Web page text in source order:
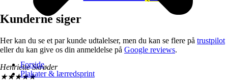
Forside
Plakater & lærredsprint
Kunderne siger
Her kan du se et par kunde udtalelser, men du kan se flere på trustpilot
eller du kan give os din anmeldelse på Google reviews.
Henriette Skrøder
★★★★★